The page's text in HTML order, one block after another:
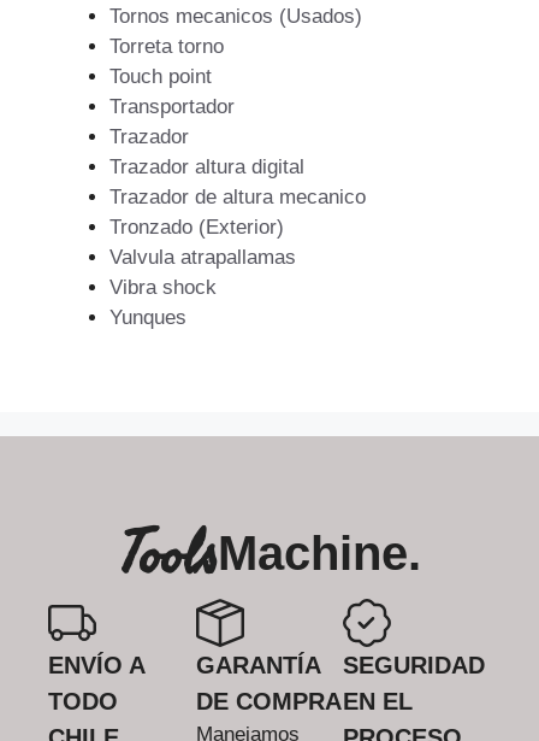
Tornos mecanicos (Usados)
Torreta torno
Touch point
Transportador
Trazador
Trazador altura digital
Trazador de altura mecanico
Tronzado (Exterior)
Valvula atrapallamas
Vibra shock
Yunques
ToolsMachine.
ENVÍO A
TODO
GARANTÍA
DE COMPRA
Manejamos
SEGURIDAD
EN EL